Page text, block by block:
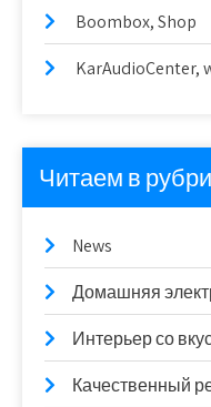
Boombox, Shop
KarAudioCenter,
Читаем в
News
Домашняя
Интерьер со
Качественный